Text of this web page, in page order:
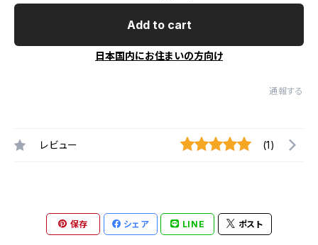
Add to cart
日本国内にお住まいの方向け
通報する
レビュー (1)
保存 シェア LINE ポスト